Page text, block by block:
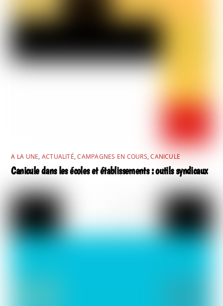
A LA UNE, ACTUALITÉ,CAMPAGNES EN COURS,CANICULE
Canicule dans les écoles et établissements : outils syndicaux